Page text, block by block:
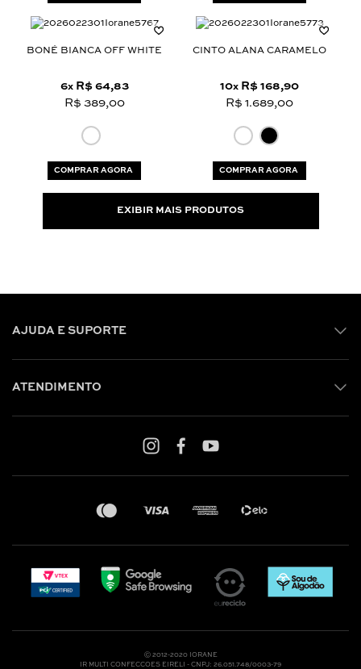
BONÉ BIANCA OFF WHITE
6x R$ 64,83
R$ 389,00
COMPRAR AGORA
CINTO ALANA CARAMELO
10x R$ 168,90
R$ 1.689,00
COMPRAR AGORA
EXIBIR MAIS PRODUTOS
AJUDA E SUPORTE
ATENDIMENTO
Whatsapp: (31) 97219-6604
Nossas Lojas
Ⓒ 2012-2020 IORANE
IR MULTI CONFECCOES EIRELI - CNPJ: 26.051.748/0003-79